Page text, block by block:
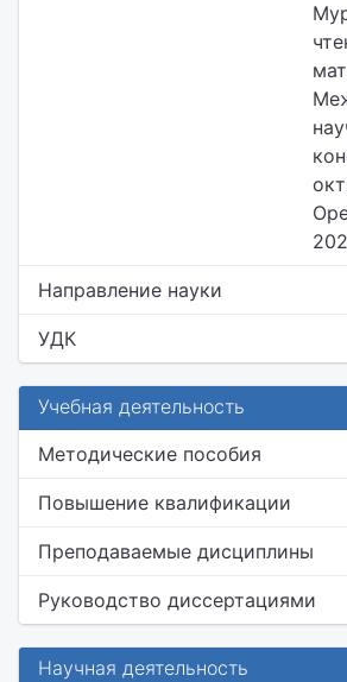
Направление науки
УДК
Учебная деятельность
Методические пособия
Повышение квалификации
Преподаваемые дисциплины
Руководство диссертациями
Научная деятельность